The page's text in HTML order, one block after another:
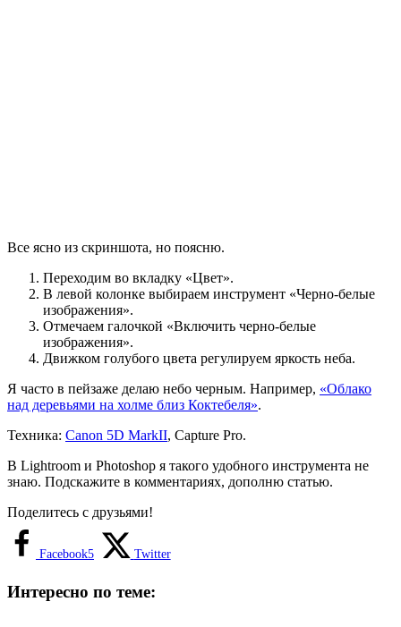
Все ясно из скриншота, но поясню.
Переходим во вкладку «Цвет».
В левой колонке выбираем инструмент «Черно-белые
изображения».
Отмечаем галочкой «Включить черно-белые
изображения».
Движком голубого цвета регулируем яркость неба.
Я часто в пейзаже делаю небо черным. Например, «Облако
над деревьями на холме близ Коктебеля».
Техника: Canon 5D MarkII, Capture Pro.
В Lightroom и Photoshop я такого удобного инструмента не
знаю. Подскажите в комментариях, дополню статью.
Поделитесь с друзьями!
Facebook5 Twitter
Интересно по теме: